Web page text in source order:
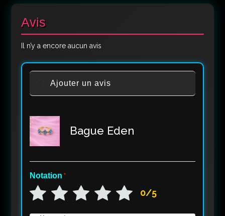
Avis
Il n’y a encore aucun avis
Ajouter un avis
Bague Eden
Notation *
0/5